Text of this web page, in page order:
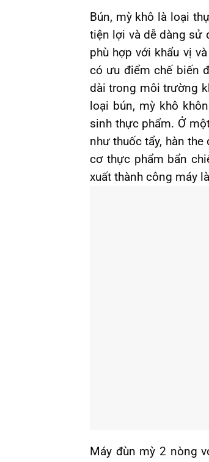
Bún, mỳ khô là loại
tiện lợi và dễ dàng sử
phù hợp với khẩu vị
có ưu điểm chế biến
dài trong môi trường
loại bún, mỳ khô
sinh thực phẩm. Ở
như thuốc tẩy, hàn
cơ thực phẩm bẩn
xuất thành công máy
Máy đùn mỳ 2 nòng